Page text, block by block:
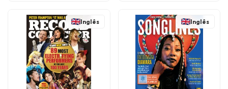
Inglês Inglês